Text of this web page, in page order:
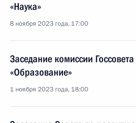
«Наука»
8 ноября 2023 года, 17:00
Заседание комиссии
«Образование»
1 ноября 2023 года, 18:00